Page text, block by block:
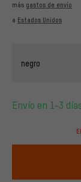
más gastos de envío
a Estados Unidos
negro
Envío en 1-3